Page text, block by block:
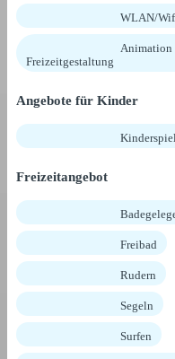
WLAN/
Animation
Freizeitgestaltung
Angebote für Kinder
Freizeitangebot
Freibad
Rudern
Segeln
Surfen